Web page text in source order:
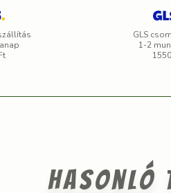
GLS
1-2
Hasonló